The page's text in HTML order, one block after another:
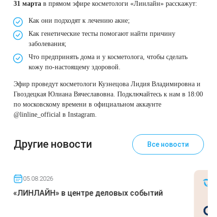
31 мартав прямом эфире косметологи «Линлайн» расскажут:
Как они подходят к лечению акне;
Как генетические тесты помогают найти причину
заболевания;
Что предпринять дома и у косметолога, чтобы сделать
кожу по-настоящему здоровой.
Эфир проведут косметологи Кузнецова Лидия Владимировна и
Гвоздецкая Юлиана Вячеславовна. Подключайтесь к нам в 18:00
по московскому времени в официальном аккаунте
@linline_official в Instagram.
Другие новости Все новости
05.08.2026
«ЛИНЛАЙН» в центре деловых событий
Лечение прыщей (угревой сыпи)
Лечение гиперпигментации
Удаление веснушек
Удаление сосудистых звездочек
Лечение псориаза
Лазерное удаление рубцов
Therapy Pulse
Фотодинамическая терапия HELEO™
Удалить носогубные складки
Удалить перманентный макияж
Удалить рубцы
Поднять брови
Вылечить расширенные поры
Избавиться от пигментных пятен на лице